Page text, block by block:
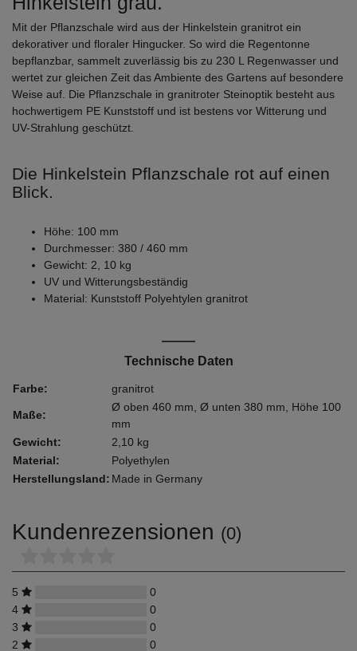
Mit der Pflanzschale wird aus der Hinkelstein granitrot ein
dekorativer und floraler Hingucker. So wird die Regentonne
bepflanzbar, sammelt zuverlässig bis zu 230 L Regenwasser und
wertet zur gleichen Zeit das Ambiente des Gartens auf besondere
Weise auf. Die Pflanzschale in granitroter Steinoptik besteht aus
hochwertigem PE Kunststoff und ist bestens vor Witterung und
UV-Strahlung geschützt.
Die Hinkelstein Pflanzschale rot auf einen
Blick.
Höhe: 100 mm
Durchmesser: 380 / 460 mm
Gewicht: 2, 10 kg
UV und Witterungsbeständig
Material: Kunststoff Polyehtylen granitrot
Technische Daten
Farbe: granitrot
Maße:
Ø oben 460 mm, Ø unten 380 mm, Höhe 100
mm
Gewicht:
2,10 kg
Material:
Polyethylen
Herstellungsland: Made in Germany
Kundenrezensionen (0)
5
0
4
0
3
0
2
0